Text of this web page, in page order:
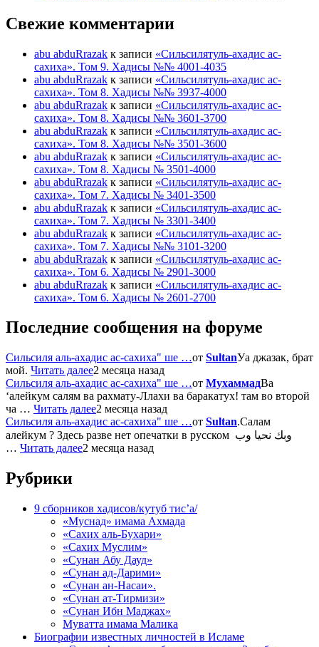
Свежие комментарии
abu abduRrazak к записи «Сильсилятуль-ахадис ас-
сахиха». Том 9. Хадисы №№ 4001-4035
abu abduRrazak к записи «Сильсилятуль-ахадис ас-
сахиха». Том 8. Хадисы №№ 3937-4000
abu abduRrazak к записи «Сильсилятуль-ахадис ас-
сахиха». Том 8. Хадисы №№ 3601-3700
abu abduRrazak к записи «Сильсилятуль-ахадис ас-
сахиха». Том 8. Хадисы №№ 3501-3600
abu abduRrazak к записи «Сильсилятуль-ахадис ас-
сахиха». Том 8. Хадисы № 3501-4000
abu abduRrazak к записи «Сильсилятуль-ахадис ас-
сахиха». Том 7. Хадисы № 3401-3500
abu abduRrazak к записи «Сильсилятуль-ахадис ас-
сахиха». Том 7. Хадисы № 3301-3400
abu abduRrazak к записи «Сильсилятуль-ахадис ас-
сахиха». Том 7. Хадисы №№ 3101-3200
abu abduRrazak к записи «Сильсилятуль-ахадис ас-
сахиха». Том 6. Хадисы № 2901-3000
abu abduRrazak к записи «Сильсилятуль-ахадис ас-
сахиха». Том 6. Хадисы № 2601-2700
Последние сообщения на форуме
Сильсиля аль-ахадис ас-сахиха" ше …от SultanУа джазак, брат
мой. Читать далее2 месяца назад
Сильсиля аль-ахадис ас-сахиха" ше …от МухаммадВа
‘алейкум салям ва рахмату-Ллахи ва баракатух! там во второй
ча … Читать далее2 месяца назад
Сильсиля аль-ахадис ас-сахиха" ше …от Sultan.Салам
алейкум ? Здесь разве нет опечатки в русском وبك نحيا وب
… Читать далее2 месяца назад
Рубрики
9 сборников хадисов/кутуб тис’а/
«Муснад» имама Ахмада
«Сахих аль-Бухари»
«Сахих Муслим»
«Сунан Абу Дауд»
«Сунан ад-Дарими»
«Сунан ан-Насаи».
«Сунан ат-Тирмизи»
«Сунан Ибн Маджах»
Муватта имама Малика
Биографии известных личностей в Исламе